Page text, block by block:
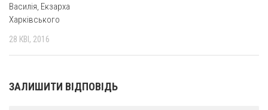
Василія, Екзарха
Харківського
28 КВІ, 2016
ЗАЛИШИТИ ВІДПОВІДЬ